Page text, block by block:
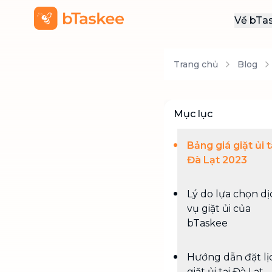
Về
Trang chủ Blog
Mục lục
Bảng giá giặt ủi
Đà Lạt 2023
Lý do lựa chọn
vụ giặt ủi của
bTaskee
Hướng dẫn đặt